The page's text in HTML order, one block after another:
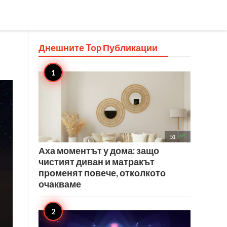
Днешните TopПубликации
51 
Аха моментът у дома: защо
чистият диван и матракът
променят повече, отколкото
очакваме